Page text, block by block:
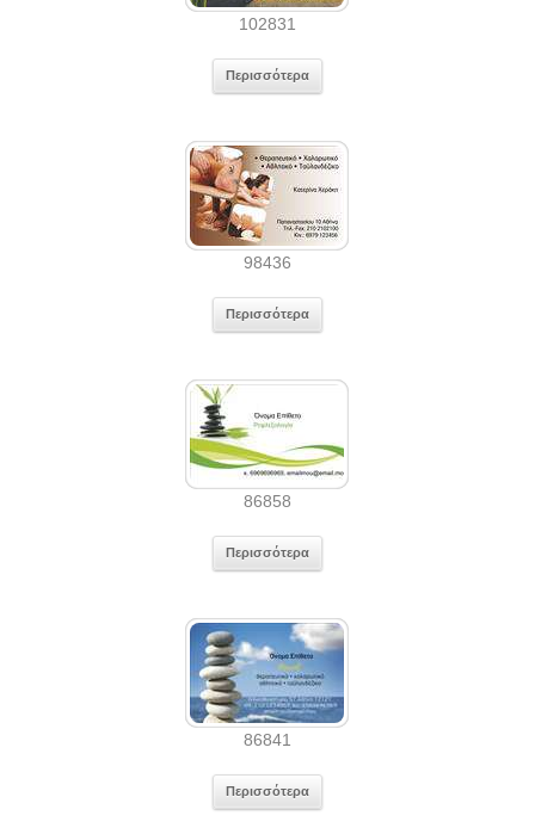
102831
Περισσότερα
98436
Περισσότερα
86858
Περισσότερα
86841
Περισσότερα